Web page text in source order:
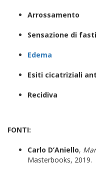
Arrossamento
Sensazione di
Edema
Esiti cicatriziali
Recidiva
FONTI:
Carlo D’Aniello,
Masterbooks, 2019.